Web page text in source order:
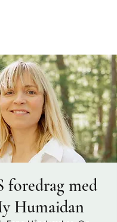
foredrag med
Humaidan